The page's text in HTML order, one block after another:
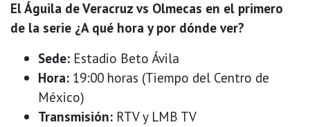
El Águila de Veracruz vs Olmecas en el primero
de la serie ¿A qué hora y por dónde ver?
Sede: Estadio Beto Ávila
Hora: 19:00 horas (Tiempo del Centro de
México)
Transmisión: RTV y LMB TV